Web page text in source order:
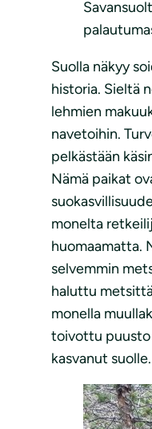
Suolla näkyy
historia. Sieltä
lehmien
navetoihin.
pelkästään
Nämä paikat
monelta
huomaamatta.
selvemmin
haluttu
monella
toivottu puusto
kasvanut suolle.